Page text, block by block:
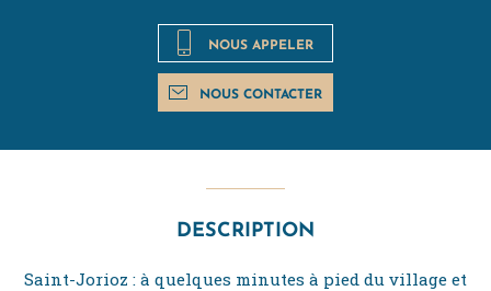
NOUS APPELER
NOUS CONTACTER
DESCRIPTION
Saint-Jorioz : à quelques minutes à pied du village et